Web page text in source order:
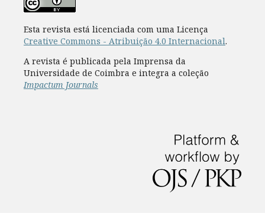
Esta revista está licenciada com uma Licença
Creative Commons - Atribuição 4.0 Internacional.
A revista é publicada pela Imprensa da
Universidade de Coimbra e integra a coleção
Impactum Journals